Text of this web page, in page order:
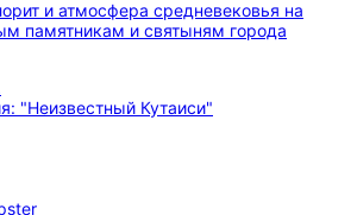
и атмосфера средневековья на
памятникам и святыням города